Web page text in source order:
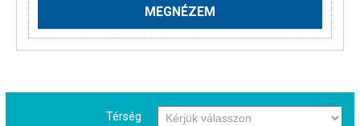
MEGNÉZEM
Térség